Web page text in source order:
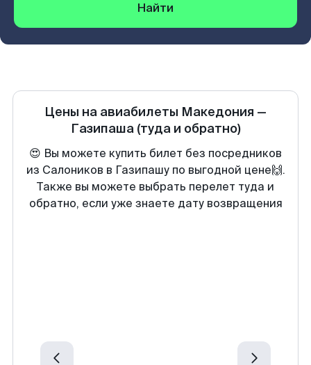
Найти
Цены на авиабилеты Македония —
Газипаша (туда и обратно)
😍 Вы можете купить билет без посредников
из Салоников в Газипашу по выгодной цене🙌.
Также вы можете выбрать перелет туда и
обратно, если уже знаете дату возвращения